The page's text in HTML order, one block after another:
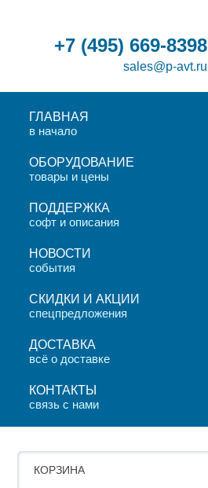
+7 (495) 669-8398
sales@p-avt.ru
ГЛАВНАЯ
в начало
ОБОРУДОВАНИЕ
товары и цены
ПОДДЕРЖКА
софт и описания
НОВОСТИ
события
СКИДКИ И АКЦИИ
спецпредложения
ДОСТАВКА
всё о доставке
КОНТАКТЫ
связь с нами
КОРЗИНА